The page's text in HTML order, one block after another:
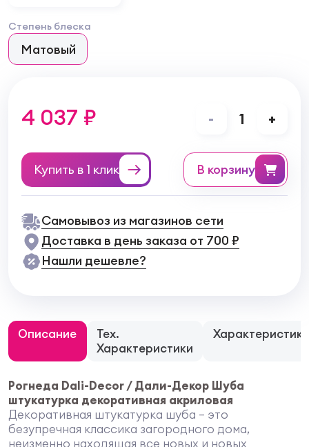
Степень блеска
Матовый
4 037 ₽ - 1 +
Купить в 1 клик в корзину
Самовывоз из магазинов сети
Доставка в день заказа от 700 ₽
Нашли дешевле?
Описание
Тех.
Характеристики
Характеристики
Рогнеда Dali-Decor / Дали-Декор Шуба
штукатурка декоративная акриловая
Декоративная штукатурка шуба – это
безупречная классика загородного дома,
неизменно находящая все новых и новых